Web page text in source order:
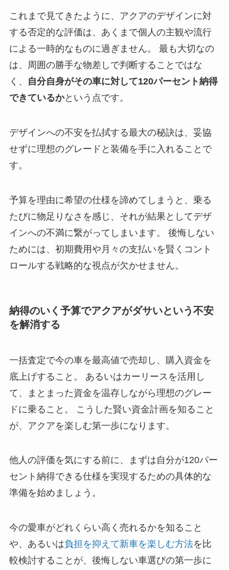
これまで見てきたように、アクアのデザインに対
する否定的な評価は、あくまで個人の主観や流行
による一時的なものに過ぎません。 最も大切なの
は、周囲の勝手な物差しで判断することではな
く、
自分自身がその車に対して120パーセント納得
できているかという点です。
デザインへの不安を払拭する最大の秘訣は、妥協
せずに理想のグレードと装備を手に入れることで
す。
予算を理由に希望の仕様を諦めてしまうと、乗る
たびに物足りなさを感じ、それが結果としてデザ
インへの不満に繋がってしまいます。 後悔しない
ためには、初期費用や月々の支払いを賢くコント
ロールする戦略的な視点が欠かせません。
納得のいく予算でアクアがダサいという不安
を解消する
一括査定で今の車を最高値で売却し、購入資金を
底上げすること。 あるいはカーリースを活用し
て、まとまった資金を温存しながら理想のグレー
ドに乗ること。 こうした賢い資金計画を知ること
が、アクアを楽しむ第一歩になります。
他人の評価を気にする前に、まずは自分が120パー
セント納得できる仕様を実現するための具体的な
準備を始めましょう。
今の愛車がどれくらい高く売れるかを知ること
や、あるいは負担を抑えて新車を楽しむ方法を比
較検討することが、後悔しない車選びの第一歩に